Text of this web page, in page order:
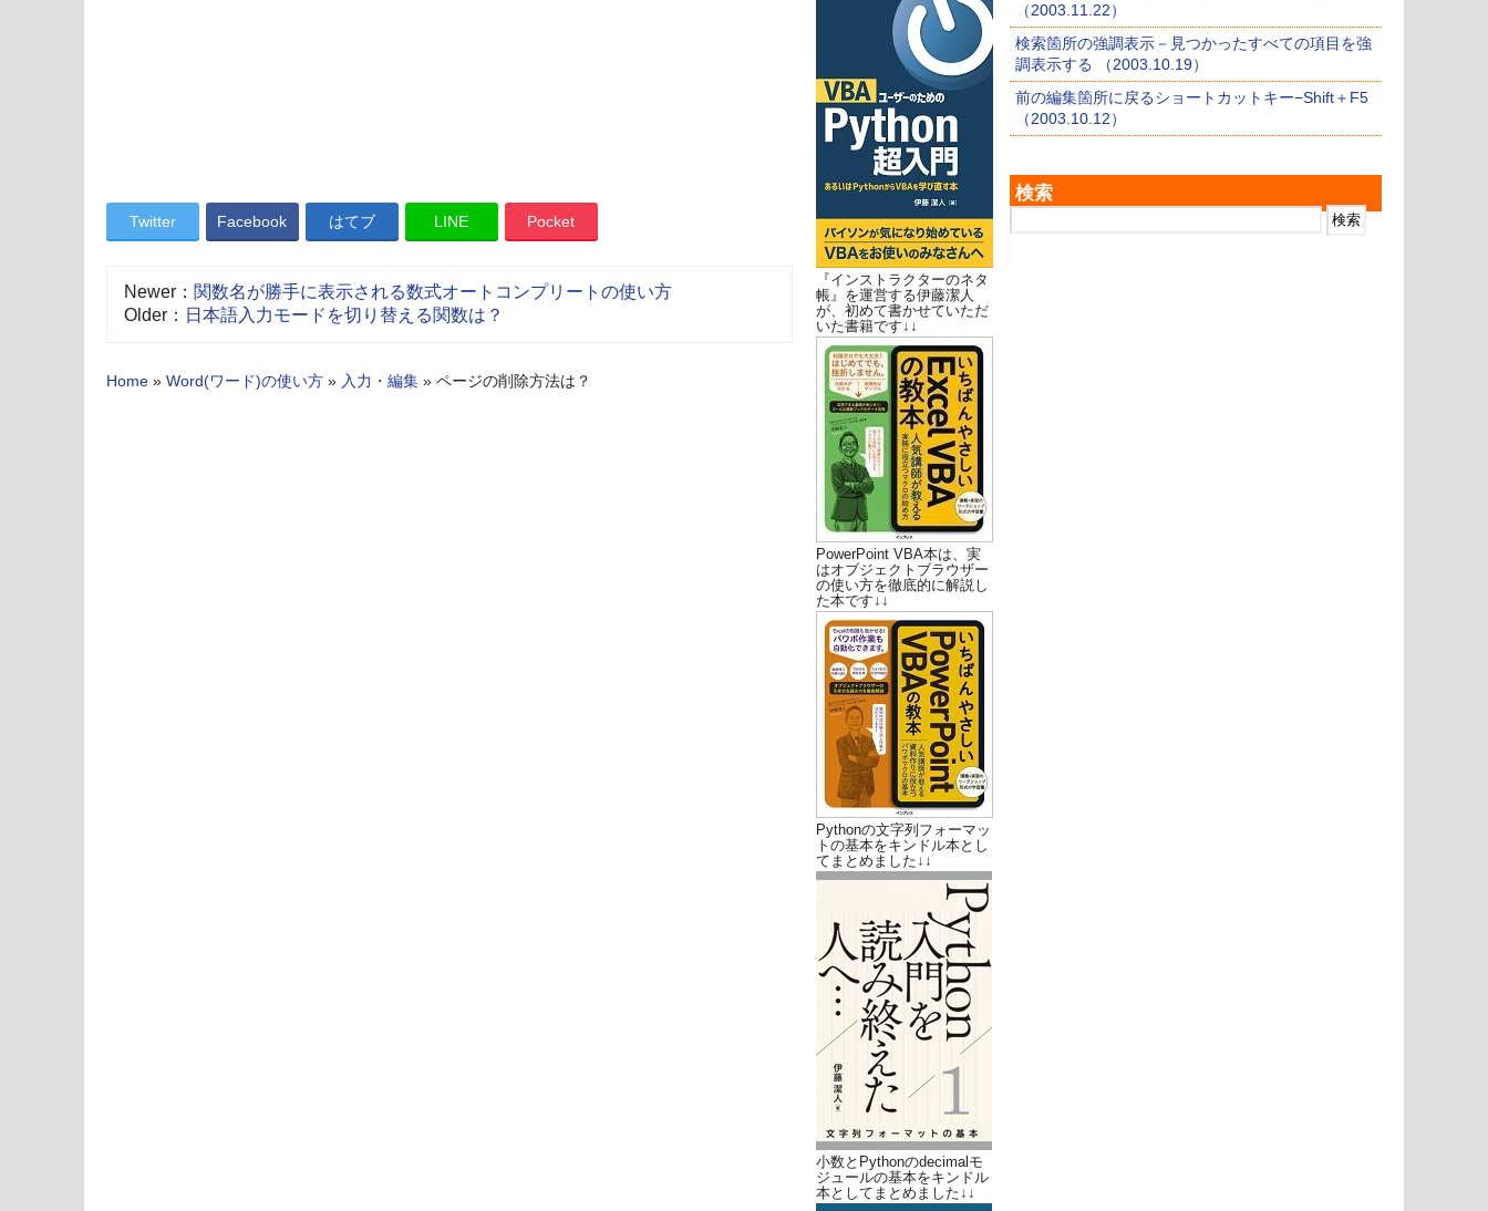
Twitter Facebook はてブ LINE Pocket
Newer： 関数名が勝手に表示される数式オートコンプリートの使い方
Older： 日本語入力モードを切り替える関数は？
Home » Word(ワード)の使い方 » 入力・編集 » ページの削除方法は？
『インストラクターのネタ
帳』を運営する伊藤潔人
が、初めて書かせていただ
いた書籍です↓↓
PowerPoint VBA本は、実
はオブジェクトブラウザー
の使い方を徹底的に解説し
た本です↓↓
Pythonの文字列フォーマッ
トの基本をキンドル本とし
てまとめました↓↓
小数とPythonのdecimalモ
ジュールの基本をキンドル
本としてまとめました↓↓
（2003.11.22）
検索箇所の強調表示－見つかったすべての項目を強
調表示する （2003.10.19）
前の編集箇所に戻るショートカットキー−Shift＋F5
（2003.10.12）
検索